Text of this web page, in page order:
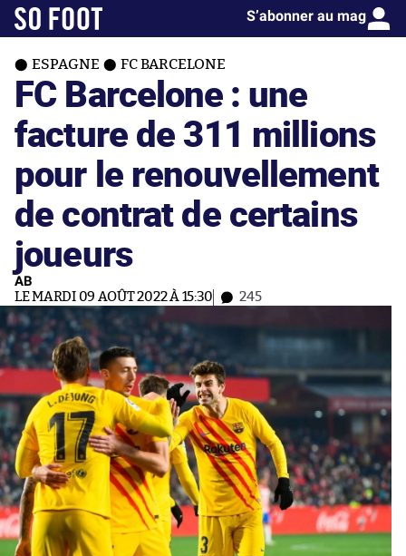
S’abonner au mag
ESPAGNE FC BARCELONE
FC Barcelone : une
facture de 311 millions
pour le renouvellement
de contrat de certains
joueurs
AB
LE MARDI 09 AOÛT 2022 À 15:30 245